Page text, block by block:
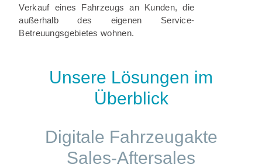
Verkauf eines Fahrzeugs an Kunden, die
außerhalb des eigenen Service-
Betreuungsgebietes wohnen.
Unsere Lösungen im
Überblick
Digitale Fahrzeugakte
Sales-Aftersales